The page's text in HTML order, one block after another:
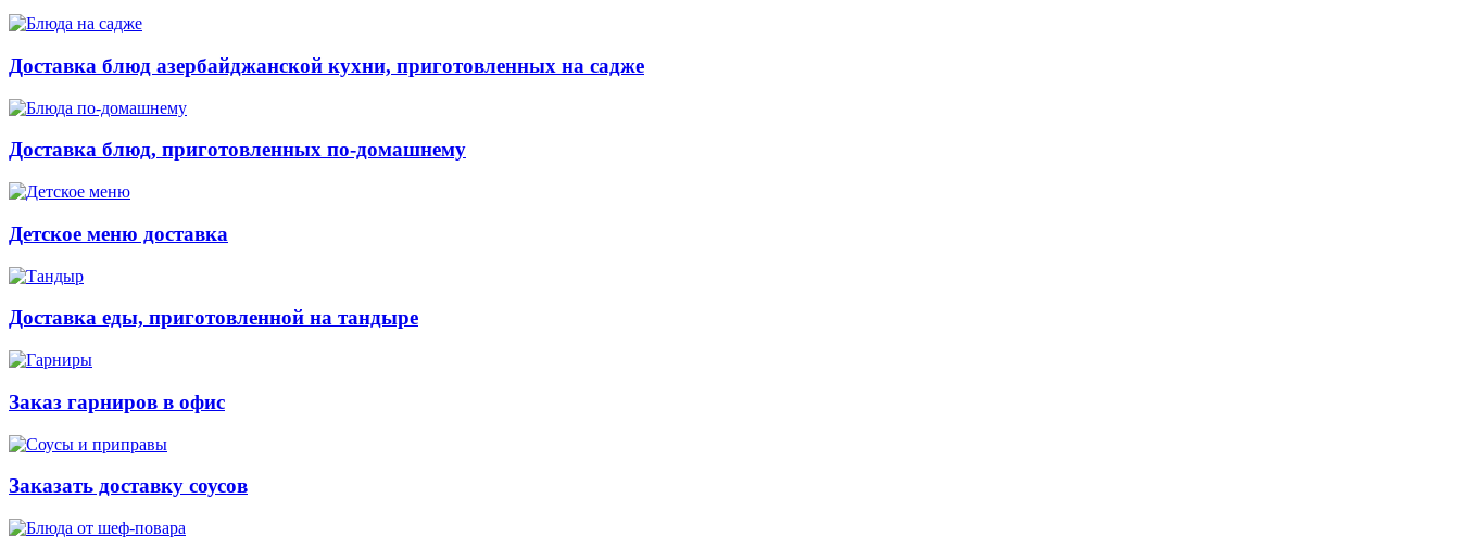
Доставка блюд азербайджанской кухни, приготовленных на садже
Доставка блюд, приготовленных по-домашнему
Детское меню доставка
Доставка еды, приготовленной на тандыре
Заказ гарниров в офис
Заказать доставку соусов